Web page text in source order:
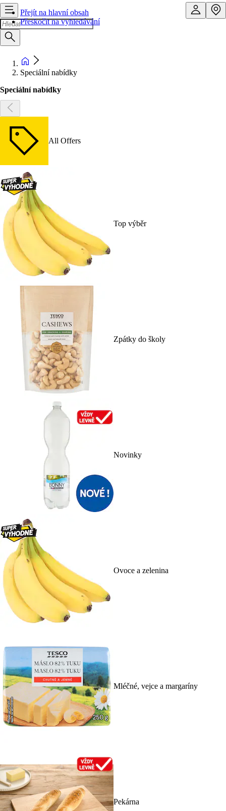
Přejít na hlavní obsah
Přeskočit na vyhledávání
Speciální nabídky
Speciální nabídky
All Offers
Top výběr
Zpátky do školy
Novinky
Ovoce a zelenina
Mléčné, vejce a margaríny
Pekárna